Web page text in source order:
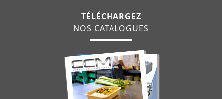
TÉLÉCHARGEZ
NOS CATALOGUES